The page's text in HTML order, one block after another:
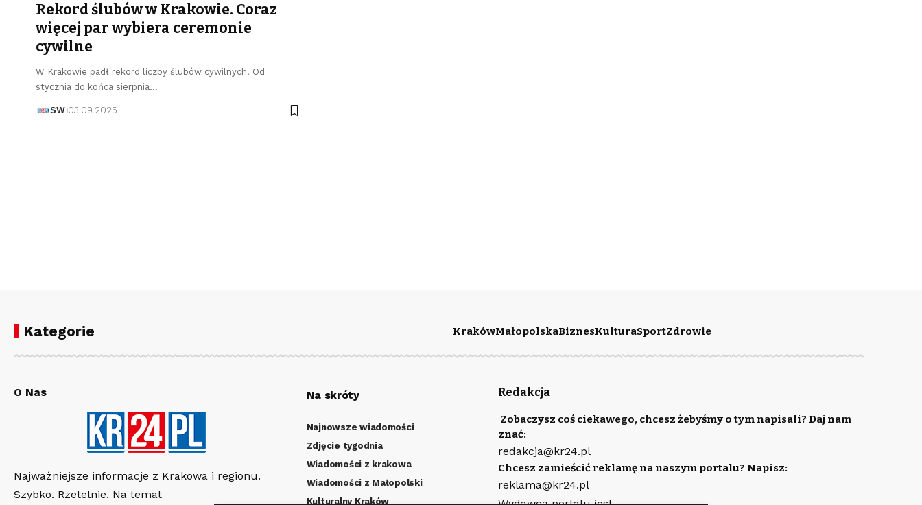
Rekord ślubów w Krakowie. Coraz
więcej par wybiera ceremonie
cywilne
W Krakowie padł rekord liczby ślubów cywilnych. Od
stycznia do końca sierpnia…
SW 03.09.2025
Kategorie KrakówMałopolskaBiznesKulturaSportZdrowie
O Nas
Najważniejsze informacje z Krakowa i regionu.
Szybko. Rzetelnie. Na temat
Na skróty
Najnowsze wiadomości
Zdjęcie tygodnia
Wiadomości z krakowa
Wiadomości z Małopolski
Kulturalny Kraków
Redakcja
Zobaczysz coś ciekawego, chcesz żebyśmy o tym napisali? Daj nam
znać:
redakcja@kr24.pl
Chcesz zamieścić reklamę na naszym portalu? Napisz:
reklama@kr24.pl